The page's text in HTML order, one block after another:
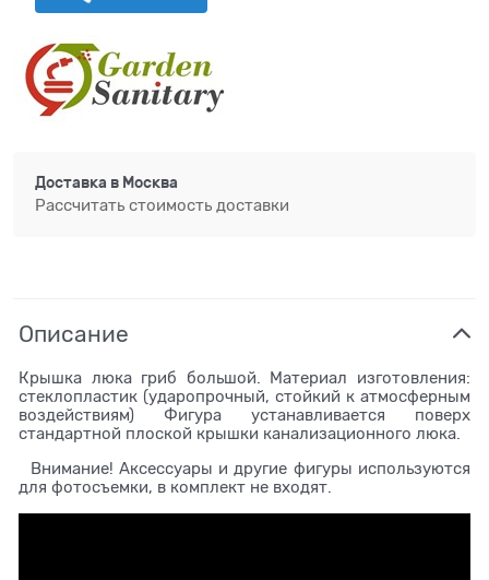
Доставка в Москва
Рассчитать стоимость доставки
Описание
Крышка люка гриб большой. Материал изготовления:
стеклопластик (ударопрочный, стойкий к атмосферным
воздействиям) Фигура устанавливается поверх
стандартной плоской крышки канализационного люка.
Внимание! Аксессуары и другие фигуры используются
для фотосъемки, в комплект не входят.